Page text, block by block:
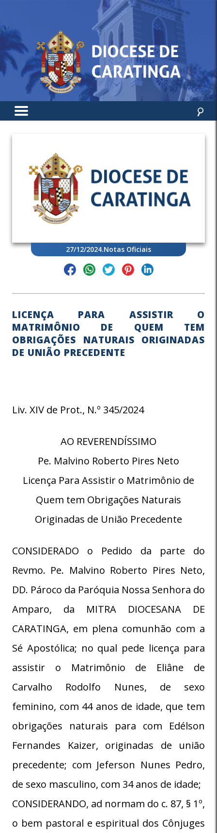
27/12/2024.Notas Oficiais
LICENÇA PARA ASSISTIR O
MATRIMÔNIO DE QUEM TEM
OBRIGAÇÕES NATURAIS ORIGINADAS
DE UNIÃO PRECEDENTE
Liv. XIV de Prot., N.º 345/2024
AO REVERENDÍSSIMO
Pe. Malvino Roberto Pires Neto
Licença Para Assistir o Matrimônio de
Quem tem Obrigações Naturais
Originadas de União Precedente
CONSIDERADO o Pedido da parte do
Revmo. Pe. Malvino Roberto Pires Neto,
DD. Pároco da Paróquia Nossa Senhora do
Amparo, da MITRA DIOCESANA DE
CARATINGA, em plena comunhão com a
Sé Apostólica; no qual pede licença para
assistir o Matrimônio de Eliâne de
Carvalho Rodolfo Nunes, de sexo
feminino, com 44 anos de idade, que tem
obrigações naturais para com Edélson
Fernandes Kaizer, originadas de união
precedente; com Jeferson Nunes Pedro,
de sexo masculino, com 34 anos de idade;
CONSIDERANDO, ad normam do c. 87, § 1º,
o bem pastoral e espiritual dos Cônjuges